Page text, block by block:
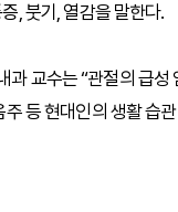
, 붓기, 열감을 말한다.
과 교수는 “관절의 급
등 현대인의 생활 습